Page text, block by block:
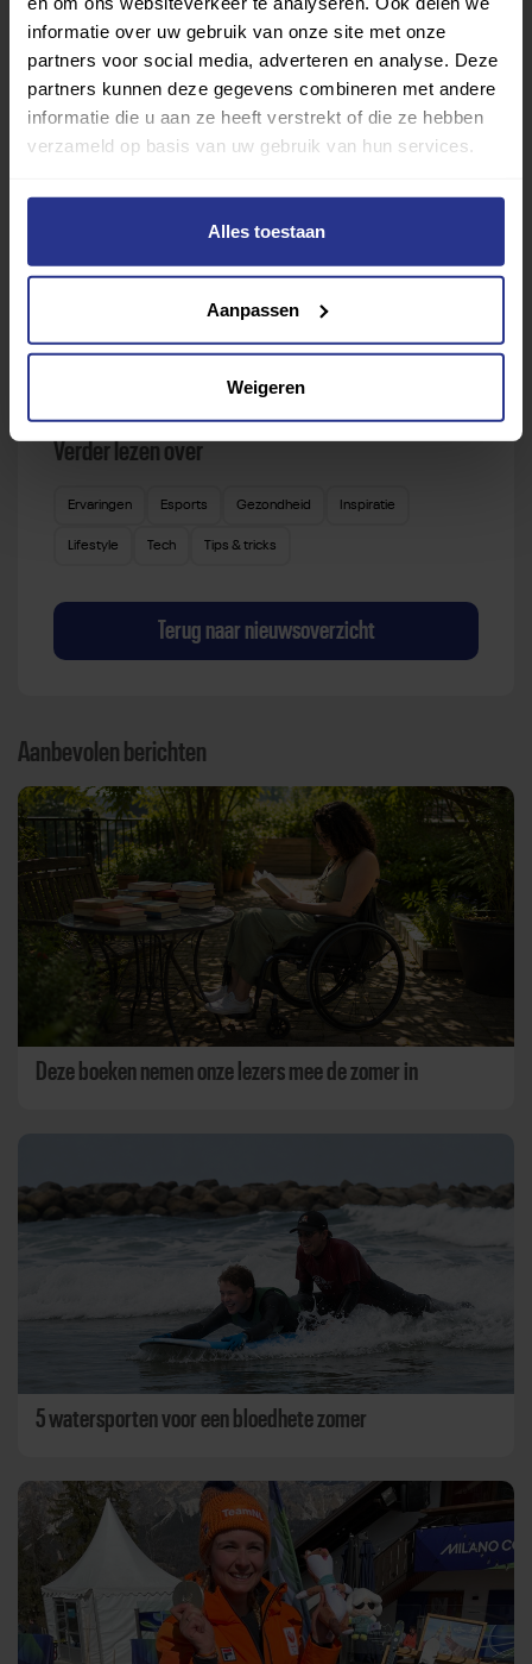
informatie over uw gebruik van onze site met onze
partners voor social media, adverteren en analyse. Deze
partners kunnen deze gegevens combineren met andere
informatie die u aan ze heeft verstrekt of die ze hebben
verzameld op basis van uw gebruik van hun services.
Alles toestaan
Aanpassen
Weigeren
Vind jouw sport
Van atletiek tot zwemmen: met onze Sportzoeker
vind je gemakkelijk jouw favoriete sport of activiteit.
Sport zoeken
Verder lezen over
Ervaringen Esports Gezondheid Inspiratie
Lifestyle Tech Tips & tricks
Terug naar nieuwsoverzicht
Aanbevolen berichten
Deze boeken nemen onze lezers mee de zomer in
5 watersporten voor een bloedhete zomer